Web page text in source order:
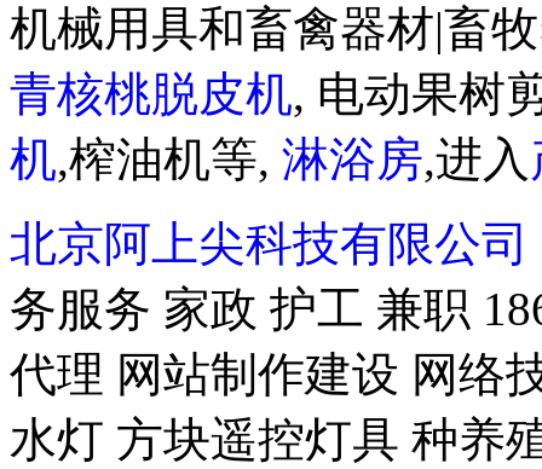
机械用具和畜禽器材|畜
青核桃脱皮机, 电动果树
机,榨油机等, 淋浴房,进入
北京阿上尖科技有限公司
务服务 家政 护工 兼职
代理 网站制作建设 网络
水灯 方块遥控灯具 种养